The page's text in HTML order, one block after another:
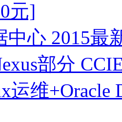
元]
中心 2015最
部分
运维+Oracle